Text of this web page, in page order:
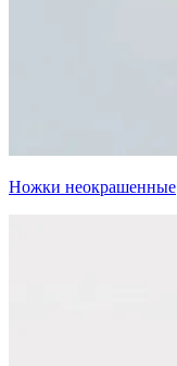
Ножки неокрашенные